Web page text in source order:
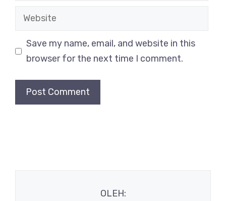
Website
Save my name, email, and website in this
browser for the next time I comment.
OLEH: